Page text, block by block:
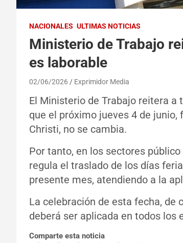
NACIONALES ULTIMAS NOTICIAS
Ministerio de Trabajo
es laborable
02/06/2026 Exprimidor Media
El Ministerio de Trabajo reitera
que el próximo jueves 4 de
Christi, no se cambia.
Por tanto, en los sectores
regula el traslado de los días
presente mes, atendiendo a la
La celebración de esta fecha, de
deberá ser aplicada en todos los
Comparte esta noticia